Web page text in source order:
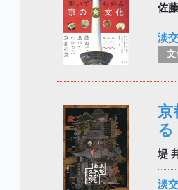
佐
淡
文
京
る
堤
淡